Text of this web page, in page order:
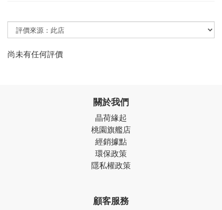
尚未有任何評價
關於我們
晶荷緣起
桃園旗艦店
經銷據點
環保政策
隱私權政策
顧客服務